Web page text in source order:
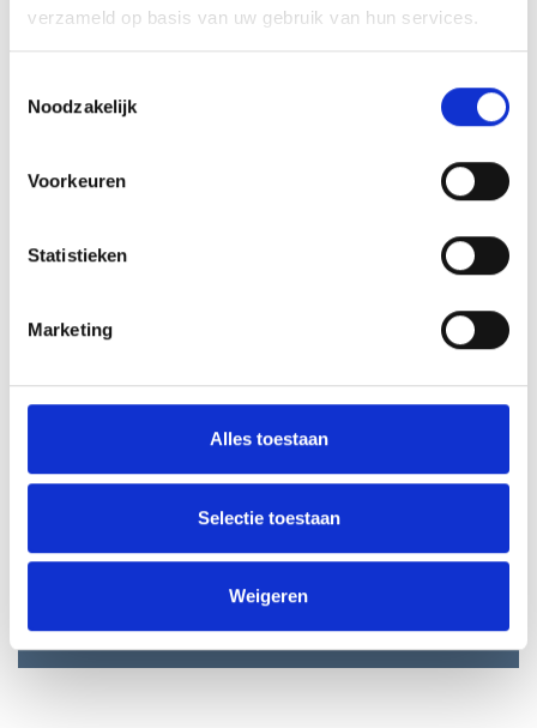
verzameld op basis van uw gebruik van hun services.
Noodzakelijk
Voorkeuren
Statistieken
Marketing
Alles toestaan
Selectie toestaan
Weigeren
6. DÉLÉGUÉ À LA PROTECTION DES DONNÉES
7. COMMUNICATION DE DONNÉES À DES
8. LES DROITS ET LES POSSIBILITÉS D'ACTION
À CARACTÈRE PERSONNEL
MEMBRES
13. CONTRÔLE ET MODIFICATIONS